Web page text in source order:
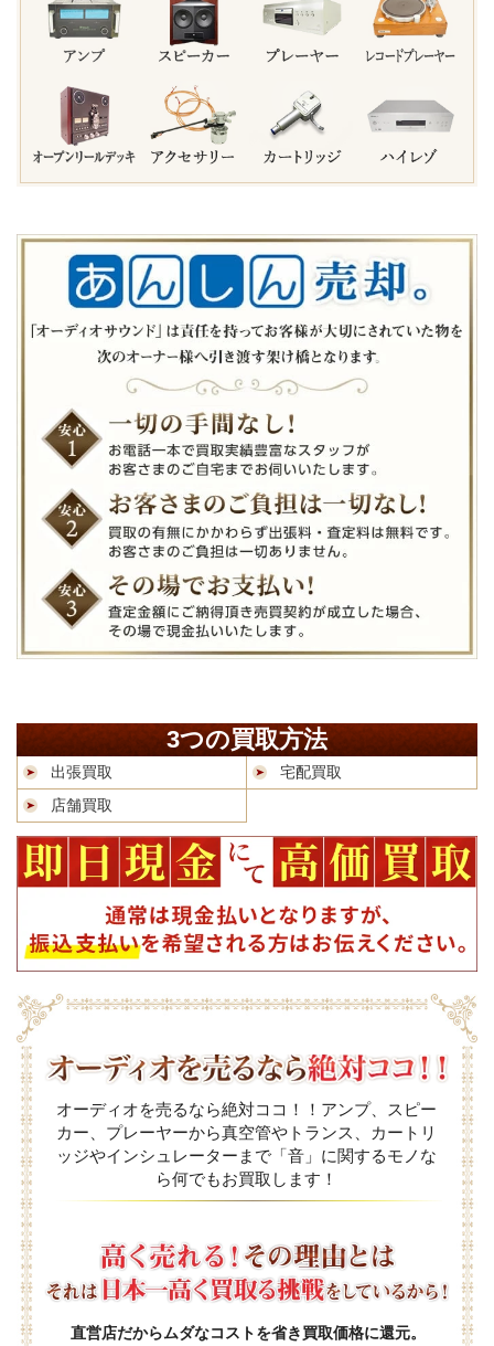
3つの買取方法
出張買取
宅配買取
店舗買取
オーディオを売るなら絶対ココ！！アンプ、スピー
カー、プレーヤーから真空管やトランス、カートリ
ッジやインシュレーターまで「音」に関するモノな
ら何でもお買取します！
直営店だからムダなコストを省き買取価格に還元。